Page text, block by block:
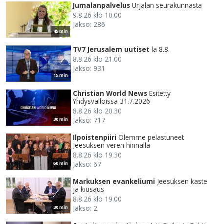
45 min
Jumalanpalvelus Urjalan seurakunnasta
9.8.26 klo 10.00
Jakso: 286
15 min
TV7 Jerusalem uutiset la 8.8.
8.8.26 klo 21.00
Jakso: 931
30 min
Christian World News Esitetty
Yhdysvalloissa 31.7.2026
8.8.26 klo 20.30
Jakso: 717
60 min
Ilpoistenpiiri Olemme pelastuneet
Jeesuksen veren hinnalla
8.8.26 klo 19.30
Jakso: 67
30 min
Markuksen evankeliumi Jeesuksen kaste
ja kiusaus
8.8.26 klo 19.00
Jakso: 2